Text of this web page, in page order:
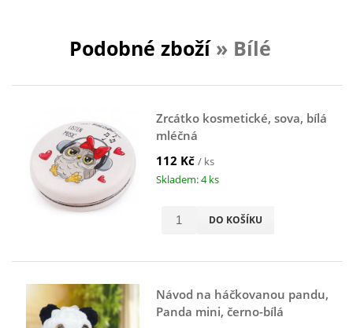
Podobné zboží » Bílé
Zrcátko kosmetické, sova, bílá
mléčná
112 Kč / ks
Skladem: 4 ks
DO KOŠÍKU
Návod na háčkovanou pandu,
Panda mini, černo-bílá